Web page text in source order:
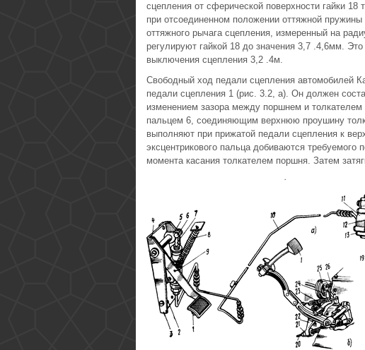
сцепления от сферической поверхности гайки
при отсоединенном положении оттяжной
оттяжного рычага сцепления, измеренный на
регулируют гайкой 18 до значения 3,7 .4,6мм.
выключения сцепления 3,2 .4м.
Свободный ход педали сцепления автомобилей
педали сцепления 1 (рис. 3.2, а). Он должен
изменением зазора между поршнем и
пальцем 6, соединяющим верхнюю проушину
выполняют при прижатой педали сцепления к
эксцентрикового пальца добиваются
момента касания толкателем поршня. Затем